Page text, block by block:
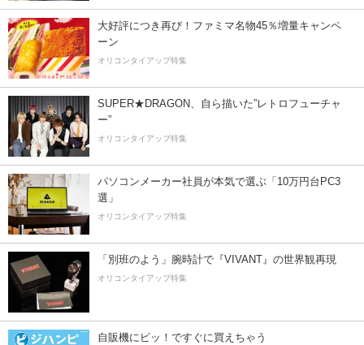
大好評につき再び！ファミマ名物45％増量キャンペ
ーン
オリコンタイアップ特集
SUPER★DRAGON、自ら描いた”レトロフューチャ
ー”
オリコンタイアップ特集
パソコンメーカー社員が本気で選ぶ「10万円台PC3
選」
オリコンタイアップ特集
「別班のよう」腕時計で『VIVANT』の世界観再現
オリコンタイアップ特集
自販機にピッ！ですぐに買えちゃう